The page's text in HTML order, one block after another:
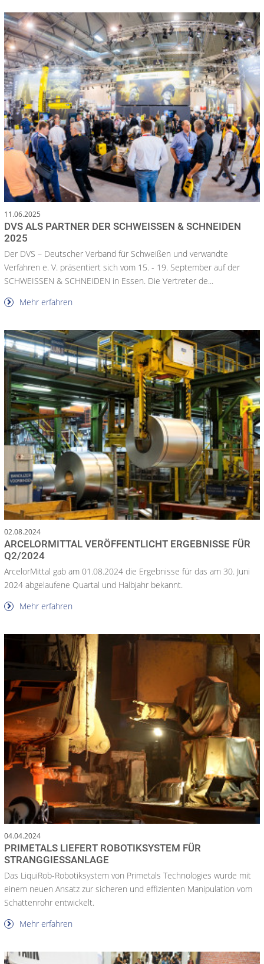
11.06.2025
DVS ALS PARTNER DER SCHWEISSEN & SCHNEIDEN
2025
Der DVS – Deutscher Verband für Schweißen und verwandte
Verfahren e. V. präsentiert sich vom 15. - 19. September auf der
SCHWEISSEN & SCHNEIDEN in Essen. Die Vertreter de...
Mehr erfahren
02.08.2024
ARCELORMITTAL VERÖFFENTLICHT ERGEBNISSE FÜR
Q2/2024
ArcelorMittal gab am 01.08.2024 die Ergebnisse für das am 30. Juni
2024 abgelaufene Quartal und Halbjahr bekannt.
Mehr erfahren
04.04.2024
PRIMETALS LIEFERT ROBOTIKSYSTEM FÜR
STRANGGIESSANLAGE
Das LiquiRob-Robotiksystem von Primetals Technologies wurde mit
einem neuen Ansatz zur sicheren und effizienten Manipulation vom
Schattenrohr entwickelt.
Mehr erfahren